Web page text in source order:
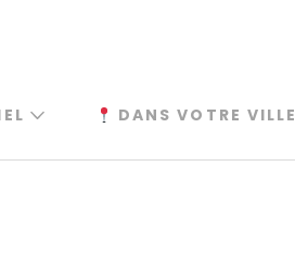
DANS VOTRE VILLE